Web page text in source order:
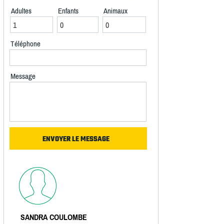
Adultes Enfants Animaux
Téléphone
Message
SANDRA COULOMBE